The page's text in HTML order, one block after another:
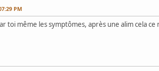
PM
toi même les symptômes, après une alim cela